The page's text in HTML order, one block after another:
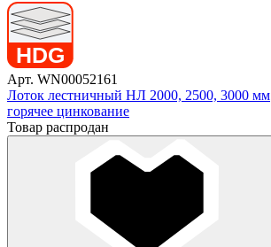
Арт. WN00052161
Лоток лестничный НЛ 2000, 2500, 3000 мм
горячее цинкование
Товар распродан